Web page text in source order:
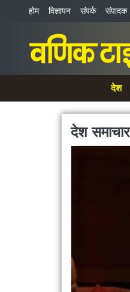
होम विज्ञापन संपर्क संपादक
देश
देशसमाचार